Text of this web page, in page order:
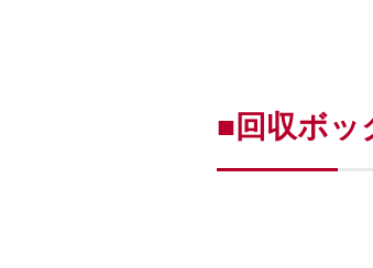
■回収ボッ